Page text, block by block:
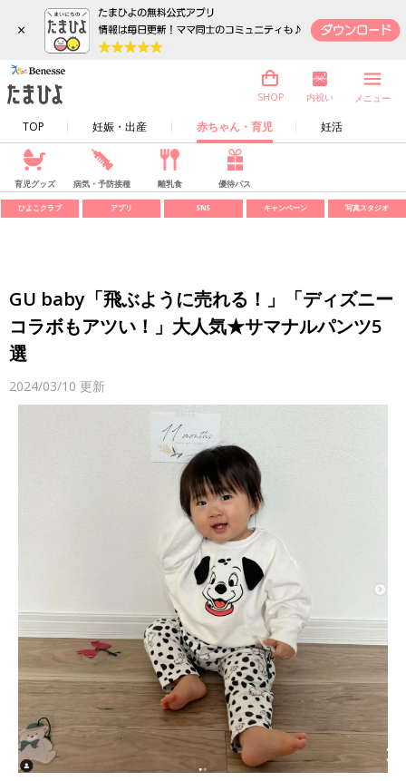
×
TOP 妊娠・出産 赤ちゃん・育児 妊活
SHOP 内祝い メニュー
育児グッズ 病気・予防接種 離乳食 優待パス
ひよこクラブ アプリ SNS キャンペーン 写真スタジオ
GU baby「飛ぶように売れる！」「ディズニー
コラボもアツい！」大人気★サマナルパンツ5
選
2024/03/10 更新